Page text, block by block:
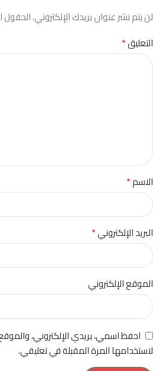
لن يتم نشر عنوان بريدك الإلكتروني.الحقول
التعليق*
الاسم*
البريد الإلكتروني*
الموقع الإلكتروني
احفظ اسمي، بريدي الإلكتروني،
لاستخدامها المرة المقبلة في تعليقي.